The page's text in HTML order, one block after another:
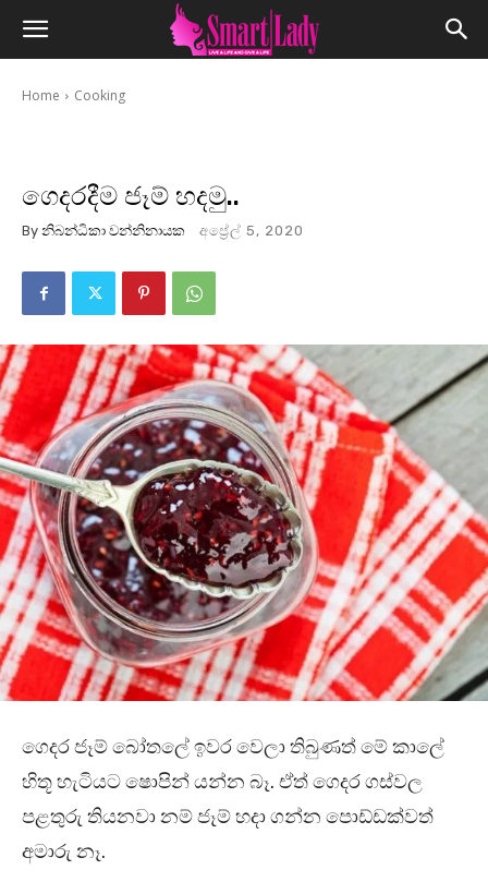
Home Cooking
ගෙදරදීම ජෑම් හදමු..
By නිබන්ධිකා වන්නිනායක අප්‍රේල් 5, 2020
ගෙදර ජෑම් බෝතලේ ඉවර වෙලා තිබුණත් මේ කාලේ
හිතූ හැටියට ෂොපින් යන්න බෑ. ඒත් ගෙදර ගස්වල
පළතුරු තියනවා නම් ජෑම් හදා ගන්න පොඩ්ඩක්වත්
අමාරු නෑ.